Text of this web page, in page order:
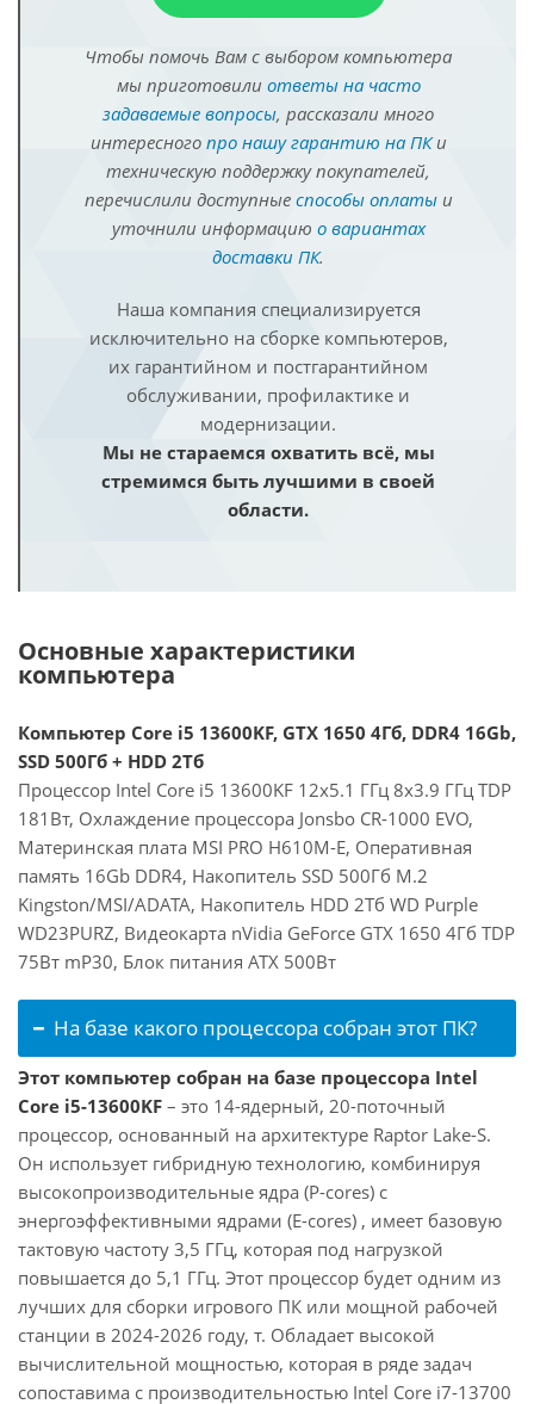
Чтобы помочь Вам с выбором компьютера
мы приготовили ответы на часто
задаваемые вопросы, рассказали много
интересного про нашу гарантию на ПКи
техническую поддержку покупателей,
перечислили доступные способы оплатыи
уточнили информацию о вариантах
доставки ПК.
Наша компания специализируется
исключительно на сборке компьютеров,
их гарантийном и постгарантийном
обслуживании, профилактике и
модернизации.
Мы не стараемся охватить всё, мы
стремимся быть лучшими в своей
области.
Основные характеристики
компьютера
Компьютер Core i5 13600KF, GTX 1650 4Гб, DDR4 16Gb,
SSD 500Гб + HDD 2Тб
Процессор Intel Core i5 13600KF 12x5.1 ГГц 8x3.9 ГГц TDP
181Вт, Охлаждение процессора Jonsbo CR-1000 EVO,
Материнская плата MSI PRO H610M-E, Оперативная
память 16Gb DDR4, Накопитель SSD 500Гб M.2
Kingston/MSI/ADATA, Накопитель HDD 2Тб WD Purple
WD23PURZ, Видеокарта nVidia GeForce GTX 1650 4Гб TDP
75Вт mP30, Блок питания ATX 500Вт
На базе какого процессора собран этот ПК?
Этот компьютер собран на базе процессора Intel
Core i5-13600KF – это 14-ядерный, 20-поточный
процессор, основанный на архитектуре Raptor Lake-S.
Он использует гибридную технологию, комбинируя
высокопроизводительные ядра (P-cores) с
энергоэффективными ядрами (E-cores) , имеет базовую
тактовую частоту 3,5 ГГц, которая под нагрузкой
повышается до 5,1 ГГц. Этот процессор будет одним из
лучших для сборки игрового ПК или мощной рабочей
станции в 2024-2026 году, т. Обладает высокой
вычислительной мощностью, которая в ряде задач
сопоставима с производительностью Intel Core i7-13700